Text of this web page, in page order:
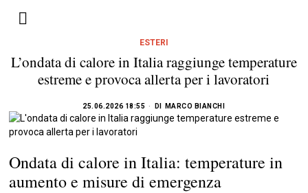
ESTERI
L’ondata di calore in Italia raggiunge temperature
estreme e provoca allerta per i lavoratori
25.06.2026 18:55 DI MARCO BIANCHI
Ondata di calore in Italia: temperature in
aumento e misure di emergenza